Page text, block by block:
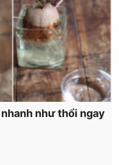
như thổi ngay